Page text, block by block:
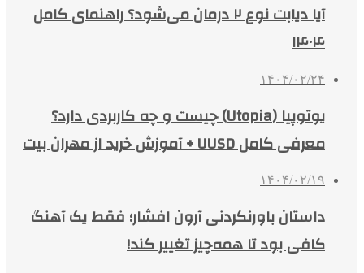
آیا دیابت نوع ۲ درمان می‌شود؟ راهنمای کامل
۱۴۰۴
۱۴۰۴/۰۲/۲۴
یوتوپیا (Utopia) چیست و چه کاربردی دارد؟
معرفی کامل UUSD + آموزش خرید از مهران بیت
۱۴۰۴/۰۲/۱۹
داستان باورنکردنی آرون افشار؛ فقط یک آهنگ
کافی بود تا همه‌چیز تغییر کند!